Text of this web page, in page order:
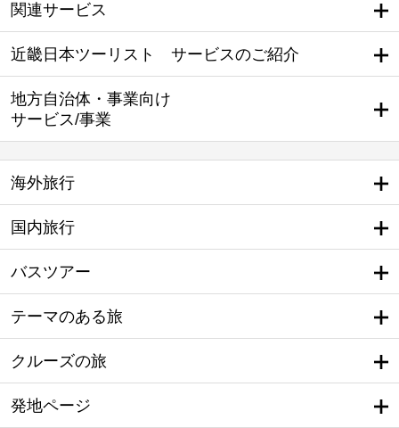
関連サービス
近畿日本ツーリスト サービスのご紹介
地方自治体・事業向け
サービス/事業
海外旅行
国内旅行
バスツアー
テーマのある旅
クルーズの旅
発地ページ